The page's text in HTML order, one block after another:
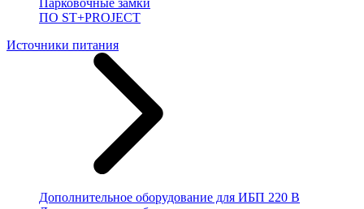
Парковочные замки
ПО ST+PROJECT
Источники питания
Дополнительное оборудование для ИБП 220 В